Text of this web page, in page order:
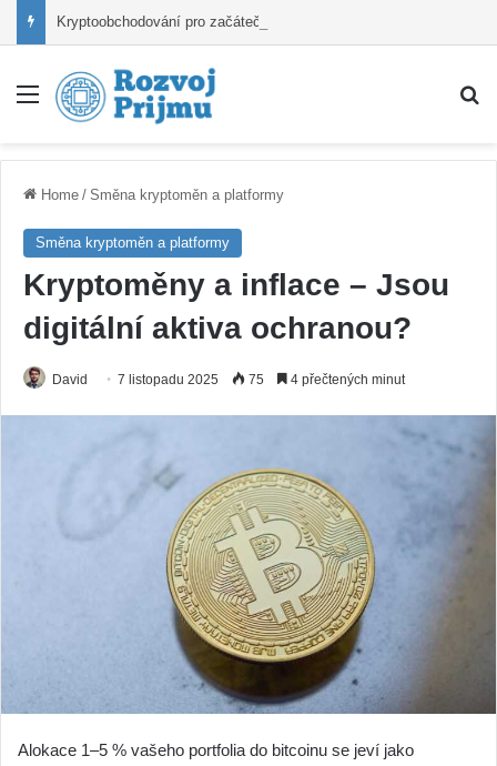
Nabídka
Home / Směna kryptoměn a platformy
Směna kryptoměn a platformy
Kryptoměny a inflace – Jsou
digitální aktiva ochranou?
David 7 listopadu 2025 75 4 přečtených minut
Alokace 1–5 % vašeho portfolia do bitcoinu se jeví jako